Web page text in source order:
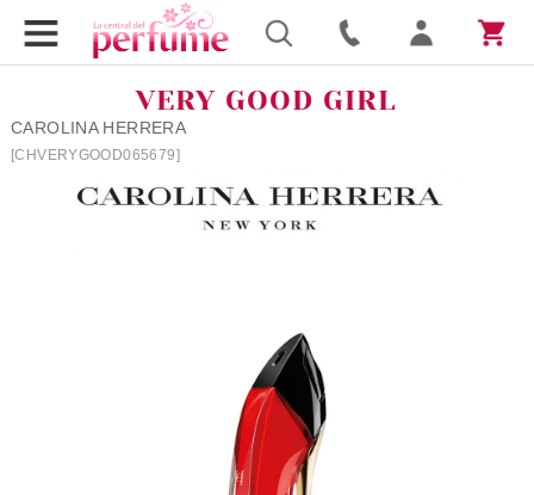
VERY GOOD GIRL
CAROLINA HERRERA
[CHVERYGOOD065679]